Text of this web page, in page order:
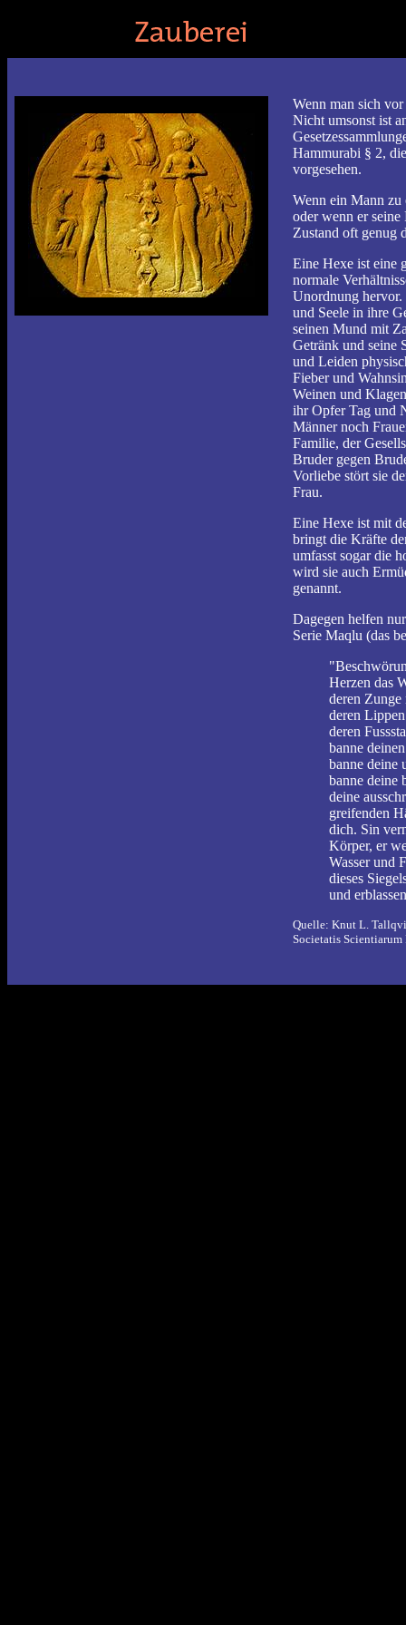
Wenn man sich
Nicht umsonst ist
Hammurabi § 2,
vorgesehen.
Wenn ein Mann zu
oder wenn er seine
Zustand oft genug
Eine Hexe ist eine
normale
Unordnung
und Seele in ihre
seinen Mund mit
Getränk und seine
und Leiden
Fieber und
Weinen und
ihr Opfer Tag und
Männer noch
Familie, der
Bruder gegen
Vorliebe stört sie
Frau.
Eine Hexe ist mit
bringt die Kräfte
umfasst sogar die
wird sie auch
genannt.
Dagegen helfen
Serie Maqlu (das
Herzen das
deren
deren
deren
banne
banne deine
banne deine
deine
greifenden
dich. Sin
Körper, er
Wasser und
dieses
und
Quelle: Knut L.
Societatis